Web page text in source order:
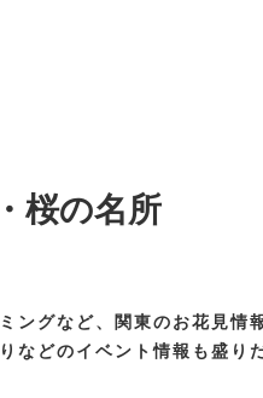
桜の名所
ングなど、関東のお花見
などのイベント情報も盛